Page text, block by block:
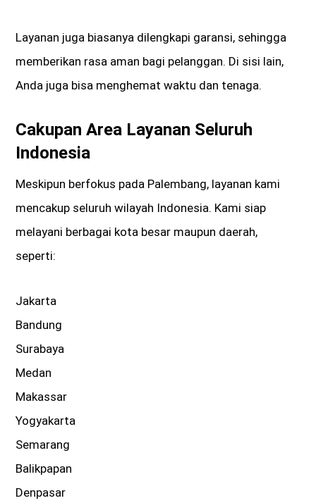
Layanan juga biasanya dilengkapi garansi, sehingga
memberikan rasa aman bagi pelanggan. Di sisi lain,
Anda juga bisa menghemat waktu dan tenaga.
Cakupan Area Layanan Seluruh
Indonesia
Meskipun berfokus pada Palembang, layanan kami
mencakup seluruh wilayah Indonesia. Kami siap
melayani berbagai kota besar maupun daerah,
seperti:
Jakarta
Bandung
Surabaya
Medan
Makassar
Yogyakarta
Semarang
Balikpapan
Denpasar